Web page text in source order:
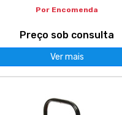
Por Encomenda
Preço sob consulta
Ver mais